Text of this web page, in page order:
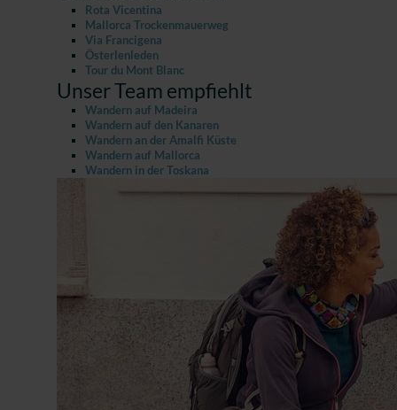
Rota Vicentina
Mallorca Trockenmauerweg
Via Francigena
Österlenleden
Tour du Mont Blanc
Unser Team empfiehlt
Wandern auf Madeira
Wandern auf den Kanaren
Wandern an der Amalfi Küste
Wandern auf Mallorca
Wandern in der Toskana